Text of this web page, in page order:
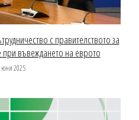
с правителството за
при въвеждането на еврото
юни 2025